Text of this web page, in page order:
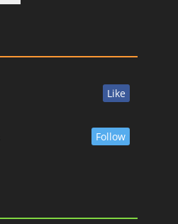
Like
Follow